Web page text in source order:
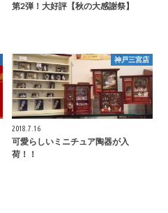
第2弾！大好評【秋の大感謝祭】
神戸三宮店
2018.7.16
可愛らしいミニチュア陶器が入
荷！！